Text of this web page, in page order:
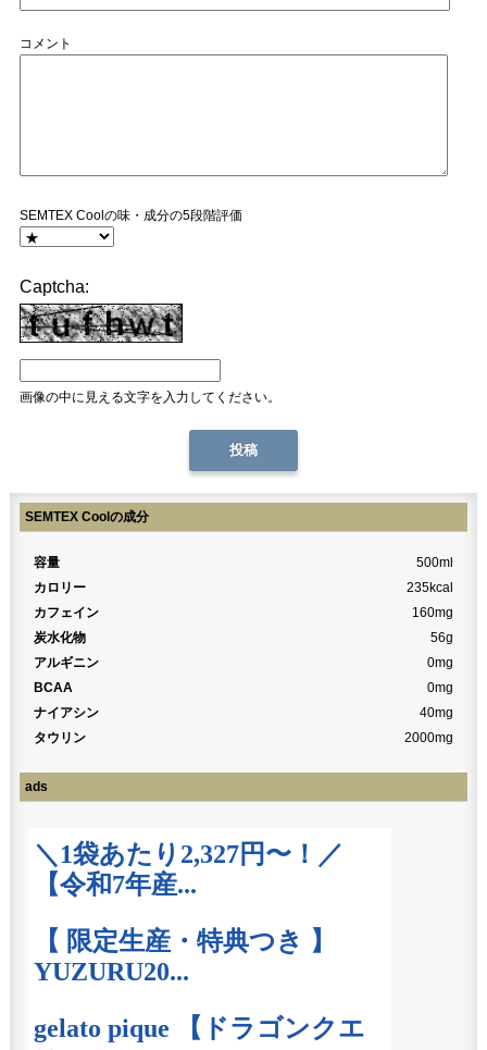
コメント
SEMTEX Coolの味・成分の5段階評価
Captcha:
画像の中に見える文字を入力してください。
SEMTEX Coolの成分
容量
500ml
カロリー
235kcal
カフェイン
160mg
炭水化物
56g
アルギニン
0mg
BCAA
0mg
ナイアシン
40mg
タウリン
2000mg
ads